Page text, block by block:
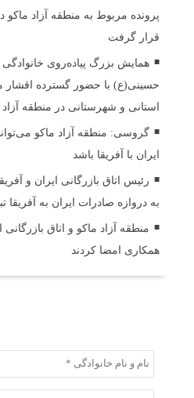
پرونده مربوط به منطقه آزاد
قرار گرفت
همایش بزرگ پیاده‌روی خانوادگی
حسینی(ع) با حضور گسترده اقشار
استانی و شهرستانی در منطقه
گروسی: منطقه آزاد ماکو
ایران با آفریقا باشد
رئیس اتاق بازرگانی ایران و
به دروازه صادرات ایران به آفریقا
منطقه آزاد ماکو و اتاق بازرگانی
همکاری امضا کردند